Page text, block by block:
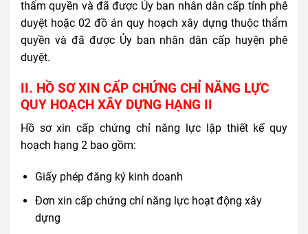
thẩm quyền và đã được Ủy ban nhân dân cấp tỉnh phê
duyệt hoặc 02 đồ án quy hoạch xây dựng thuộc thẩm
quyền và đã được Ủy ban nhân dân cấp huyện phê
duyệt.
II. HỒ SƠ XIN CẤP CHỨNG CHỈ NĂNG LỰC
QUY HOẠCH XÂY DỰNG HẠNG II
Hồ sơ xin cấp chứng chỉ năng lực lập thiết kế quy
hoạch hạng 2 bao gồm:
Giấy phép đăng ký kinh doanh
Đơn xin cấp chứng chỉ năng lực hoạt động xây
dựng